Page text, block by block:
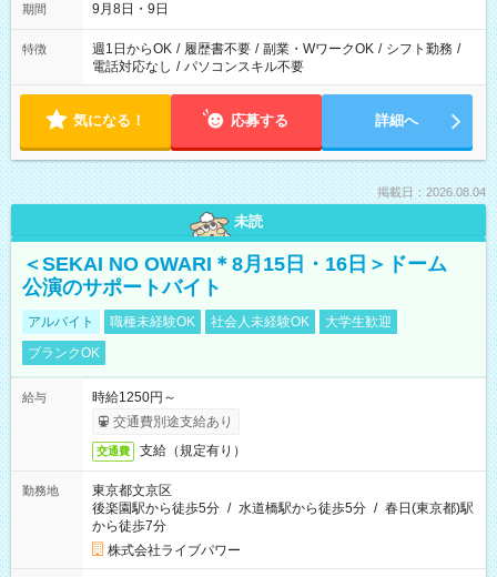
期間 9月8日・9日
特徴 週1日からOK / 履歴書不要 / 副業・WワークOK / シフト勤務 /
電話対応なし / パソコンスキル不要
気になる！ 応募する 詳細へ
掲載日：2026.08.04
未読
＜SEKAI NO OWARI＊8月15日・16日＞ドーム
公演のサポートバイト
アルバイト 職種未経験OK 社会人未経験OK
大学生歓迎
ブランクOK
給与
時給1250円～
交通費別途支給あり
交通費 支給（規定有り）
勤務地
東京都文京区
後楽園駅から徒歩5分 / 水道橋駅から徒歩5分 / 春日(東京都)駅
から徒歩7分
株式会社ライブパワー